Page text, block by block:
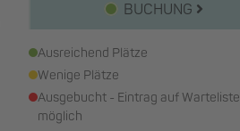
BUCHUNG
Ausreichend Plätze
Wenige Plätze
Ausgebucht - Eintrag auf Warteliste
möglich